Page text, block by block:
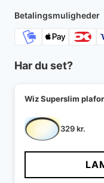
1.049
Betalingsmuligheder
Har du set?
Wiz Superslim
329kr.